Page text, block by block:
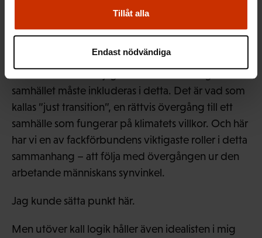
Tillåt alla
Endast nödvändiga
arbetet självt att förändras, men inte försvinna helt.
Vissa jobb kommer inte längre att behövas, men
nya jobb uppstår i stället. Då behövs nya
stödformer och möjligheter till omskolning. Hela
samhället måste inkluderas i detta. Det är vad som
kallas ”just transition”, en rättvis övergång till ett
samhälle som fungerar på klimatets villkor. Och här
har vi en av fackförbundens viktigaste roller i detta
sammanhang – att följa med övergången ur den
arbetande människans synvinkel.
Jag kunde sätta punkt här.
Men utöver kall logik håller även idealisten i mig